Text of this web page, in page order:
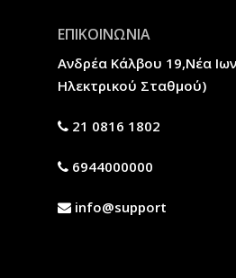
ΕΠΙΚΟΙΝΩΝΙΑ
Ανδρέα Κάλβου 19,Νέα
Ηλεκτρικού Σταθμού)
21 0816 1802
6944000000
info@support